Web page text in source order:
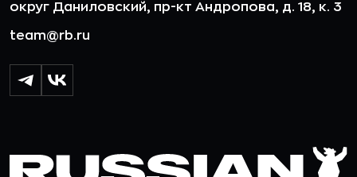
округ Даниловский, пр-кт Андропова, д. 18, к. 3
team@rb.ru